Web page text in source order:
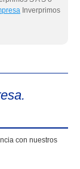
Inverprimos
con nuestros